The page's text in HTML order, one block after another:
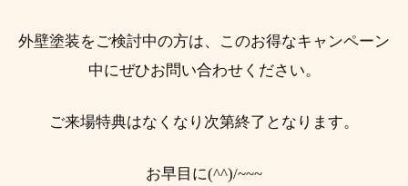
外壁塗装をご検討中の方は、このお得なキャンペーン
中にぜひお問い合わせください。
ご来場特典はなくなり次第終了となります。
お早目に(^^)/~~~